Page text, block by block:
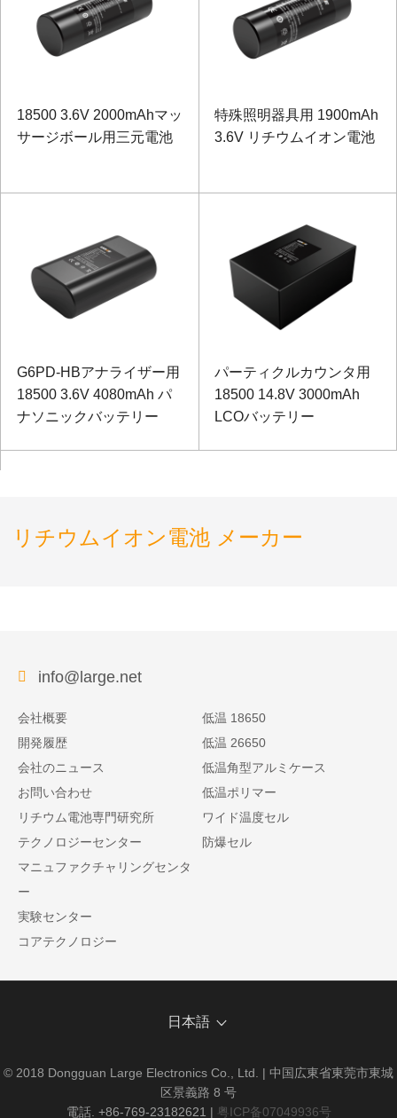
18500 3.6V 2000mAhマッ
サージボール用三元電池
特殊照明器具用 1900mAh
3.6V リチウムイオン電池
G6PD-HBアナライザー用
18500 3.6V 4080mAh パ
ナソニックバッテリー
パーティクルカウンタ用
18500 14.8V 3000mAh
LCOバッテリー
リチウムイオン電池 メーカー
info@large.net
会社概要
開発履歴
会社のニュース
お問い合わせ
リチウム電池専門研究所
テクノロジーセンター
マニュファクチャリングセンタ
ー
実験センター
コアテクノロジー
低温 18650
低温 26650
低温角型アルミケース
低温ポリマー
ワイド温度セル
防爆セル
日本語
© 2018 Dongguan Large Electronics Co., Ltd. | 中国広東省東莞市東城
区景義路 8 号
電話. +86-769-23182621 | 粤ICP备07049936号